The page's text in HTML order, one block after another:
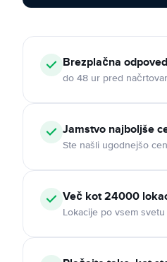
Brezplačna odpoved
do 48 ur pred
Jamstvo najboljše
Ste našli ugodnejšo
Več kot 24000
Lokacije po vsem svetu